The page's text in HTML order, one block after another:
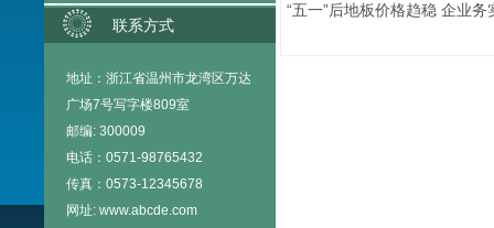
联系方式
地址： 浙江省温州市龙湾区万达
广场7号写字楼809室
邮编: 300009
电话：0571-98765432
传真：0573-12345678
网址: www.abcde.com
“五一”后地板价格趋稳 企业务